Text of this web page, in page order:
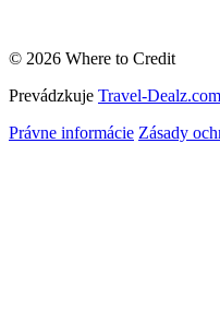
© 2026 Where to Credit
Prevádzkuje Travel-Dealz.com
Právne informácie Zásady